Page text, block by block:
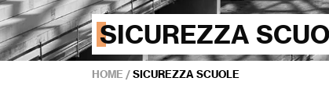
SICUREZZA
HOME /SICUREZZA SCUOLE